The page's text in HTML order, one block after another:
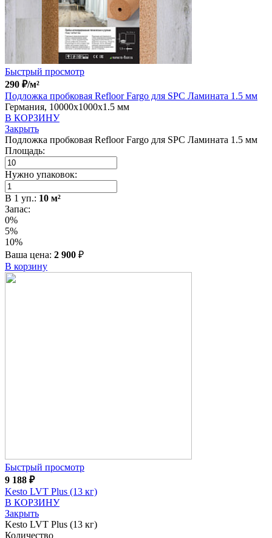
Быстрый просмотр
290 ₽/м²
Подложка пробковая Refloor Fargo для SPC Ламината 1.5 мм
Германия, 10000x1000x1.5 мм
В КОРЗИНУ
Закрыть
Подложка пробковая Refloor Fargo для SPC Ламината 1.5 мм
Площадь:
Нужно упаковок:
В 1 уп.: 10 м²
Запас:
0%
5%
10%
Ваша цена: 2 900 ₽
В корзину
Быстрый просмотр
9 188 ₽
Kesto LVT Plus (13 кг)
В КОРЗИНУ
Закрыть
Kesto LVT Plus (13 кг)
Количество